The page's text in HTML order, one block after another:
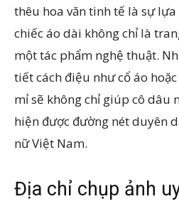
thêu hoa văn tinh tế là sự
chiếc áo dài không chỉ là
một tác phẩm nghệ thuật.
tiết cách điệu như cổ áo
mỉ sẽ không chỉ giúp cô dâu
hiện được đường nét duyên
nữ Việt Nam.
Địa chỉ chụp ảnh